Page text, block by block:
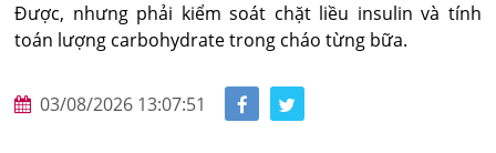
Được, nhưng phải kiểm soát chặt liều insulin và tính
toán lượng carbohydrate trong cháo từng bữa.
03/08/2026 13:07:51